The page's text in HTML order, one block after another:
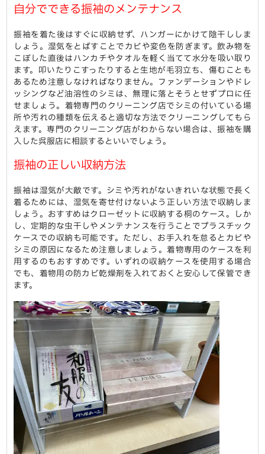
自分でできる振袖のメンテナンス
振袖を着た後はすぐに収納せず、ハンガーにかけて陰干ししま
しょう。湿気をとばすことでカビや変色を防ぎます。飲み物を
こぼした直後はハンカチやタオルを軽く当てて水分を吸い取り
ます。叩いたりこすったりすると生地が毛羽立ち、傷むことも
あるため注意しなければなりません。ファンデーションやドレ
ッシングなど油溶性のシミは、無理に落とそうとせずプロに任
せましょう。着物専門のクリーニング店でシミの付いている場
所や汚れの種類を伝えると適切な方法でクリーニングしてもら
えます。専門のクリーニング店がわからない場合は、振袖を購
入した呉服店に相談するといいでしょう。
振袖の正しい収納方法
振袖は湿気が大敵です。シミや汚れがないきれいな状態で長く
着るためには、湿気を寄せ付けないよう正しい方法で収納しま
しょう。おすすめはクローゼットに収納する桐のケース。しか
し、定期的な虫干しやメンテナンスを行うことでプラスチック
ケースでの収納も可能です。ただし、お手入れを怠るとカビや
シミの原因になるため注意しましょう。着物専用のケースを利
用するのもおすすめです。いずれの収納ケースを使用する場合
でも、着物用の防カビ乾燥剤を入れておくと安心して保管でき
ます。